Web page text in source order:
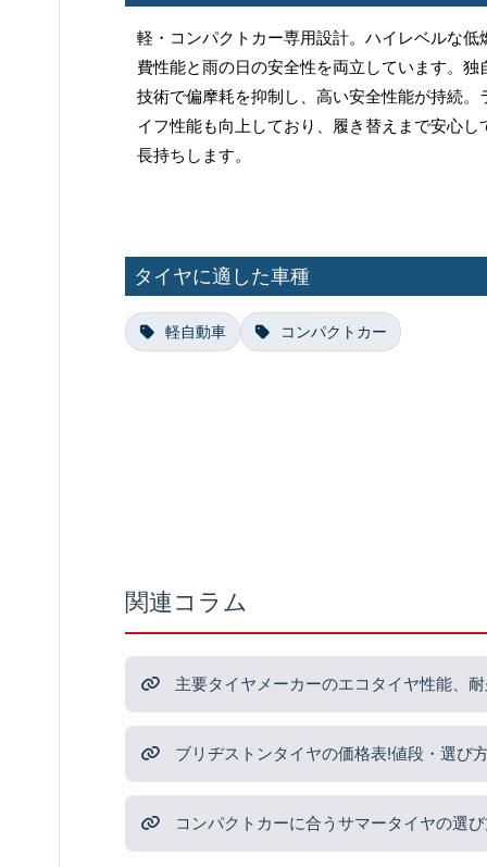
軽・コンパクトカー専用設計。ハイレベルな低
費性能と雨の日の安全性を両立しています。独
技術で偏摩耗を抑制し、高い安全性能が持続。
イフ性能も向上しており、履き替えまで安心し
長持ちします。
タイヤに適した車種
軽自動車 コンパクトカー
関連コラム
主要タイヤメーカーのエコタイヤ性能、
ブリヂストンタイヤの価格表!値段・選び
コンパクトカーに合うサマータイヤの選